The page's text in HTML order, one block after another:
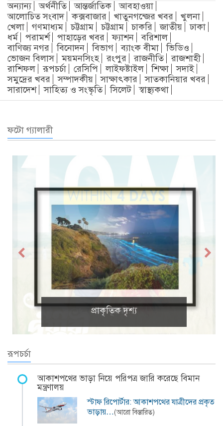
অন্যান্য অর্থনীতি আন্তর্জাতিক
আবহাওয়া
আলোচিত সংবাদ
কক্সবাজার খাতুনগন্জের খবর
খুলনা
খেলা
গণমাধ্যম চট্টগ্রাম চট্টগ্রাম চাকরি জাতীয়
ঢাকা
ধর্ম
পরামর্শ পাহাড়ের খবর ফ্যাশন
বরিশাল
বাণিজ্য নগর
বিনোদন বিভাগ ব্যাংক বীমা
ভিডিও
ভোজন বিলাস
ময়মনসিংহ রংপুর রাজনীতি
রাজশাহী
রাশিফল
রূপচর্চা রেসিপি লাইফষ্টাইল শিক্ষা
সদাই
সমুদ্রের খবর
সম্পাদকীয় সাক্ষাৎকার
সাতকানিয়ার খবর
সারাদেশ
সাহিত্য ও সংস্কৃতি সিলেট স্বাস্থ্যকথা
ফটো গ্যালারী
প্রাকৃতিক দৃশ্য
রূপচর্চা
আকাশপথের ভাড়া নিয়ে পরিপত্র জারি করেছে বিমান
মন্ত্রণালয়
স্টাফ রিপোর্টার: আকাশপথের যাত্রীদের প্রকৃত
ভাড়ায়…(আরো বিস্তারিত)